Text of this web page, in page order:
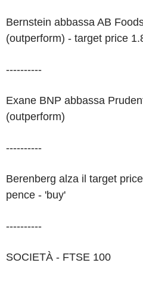
Bernstein abbassa AB
(outperform) - target price
----------
Exane BNP abbassa
(outperform)
----------
Berenberg alza il target
pence - 'buy'
----------
SOCIETÀ - FTSE 100